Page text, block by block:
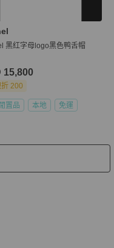
黑红字母logo黑色鸭舌帽
15,800
200
置品 本地 免運